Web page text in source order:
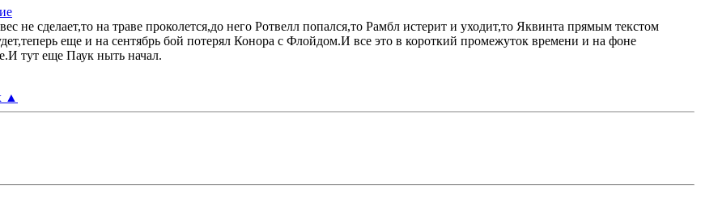
не сделает,то на траве проколется,до него Ротвелл попался,то Рамбл истерит и уходит,то Яквинта прямым текстом
еще и на сентябрь бой потерял Конора с Флойдом.И все это в короткий промежуток времени и на фоне
тут еще Паук ныть начал.
▲